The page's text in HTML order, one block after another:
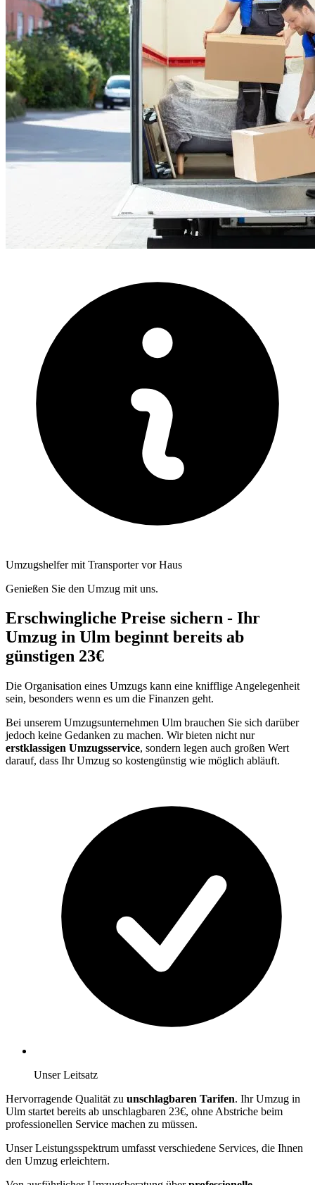
Umzugshelfer mit Transporter vor Haus
Genießen Sie den Umzug mit uns.
Erschwingliche Preise sichern - Ihr
Umzug in Ulm beginnt bereits ab
günstigen 23€
Die Organisation eines Umzugs kann eine knifflige Angelegenheit
sein, besonders wenn es um die Finanzen geht.
Bei unserem Umzugsunternehmen Ulm brauchen Sie sich darüber
jedoch keine Gedanken zu machen. Wir bieten nicht nur
erstklassigen Umzugsservice, sondern legen auch großen Wert
darauf, dass Ihr Umzug so kostengünstig wie möglich abläuft.
Unser Leitsatz
Hervorragende Qualität zu unschlagbaren Tarifen. Ihr Umzug in
Ulm startet bereits ab unschlagbaren 23€, ohne Abstriche beim
professionellen Service machen zu müssen.
Unser Leistungsspektrum umfasst verschiedene Services, die Ihnen
den Umzug erleichtern.